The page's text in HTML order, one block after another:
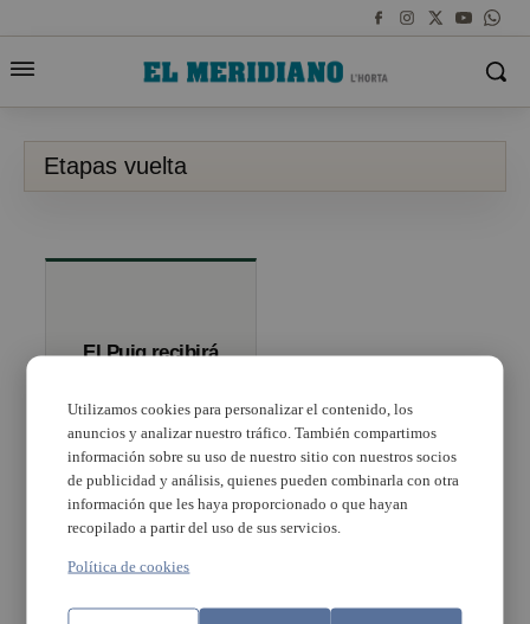
Etapas vuelta
El Puig recibirá
Utilizamos cookies para personalizar el contenido, los
anuncios y analizar nuestro tráfico. También compartimos
información sobre su uso de nuestro sitio con nuestros socios
de publicidad y análisis, quienes pueden combinarla con otra
información que les haya proporcionado o que hayan
recopilado a partir del uso de sus servicios.
Política de cookies